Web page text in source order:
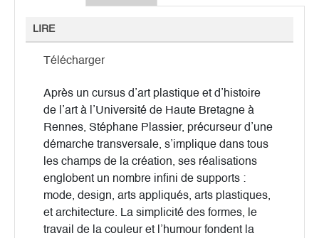
LIRE
Télécharger
Après un cursus d’art plastique et d’histoire
de l’art à l’Université de Haute Bretagne à
Rennes, Stéphane Plassier, précurseur d’une
démarche transversale, s’implique dans tous
les champs de la création, ses réalisations
englobent un nombre infini de supports :
mode, design, arts appliqués, arts plastiques,
et architecture. La simplicité des formes, le
travail de la couleur et l’humour fondent la